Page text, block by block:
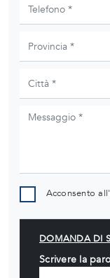
Acconsento
DOMANDA DI
Scrivere la